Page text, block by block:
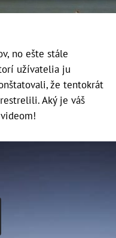
no ešte stále
užívatelia ju
že tentokrát
Aký je váš